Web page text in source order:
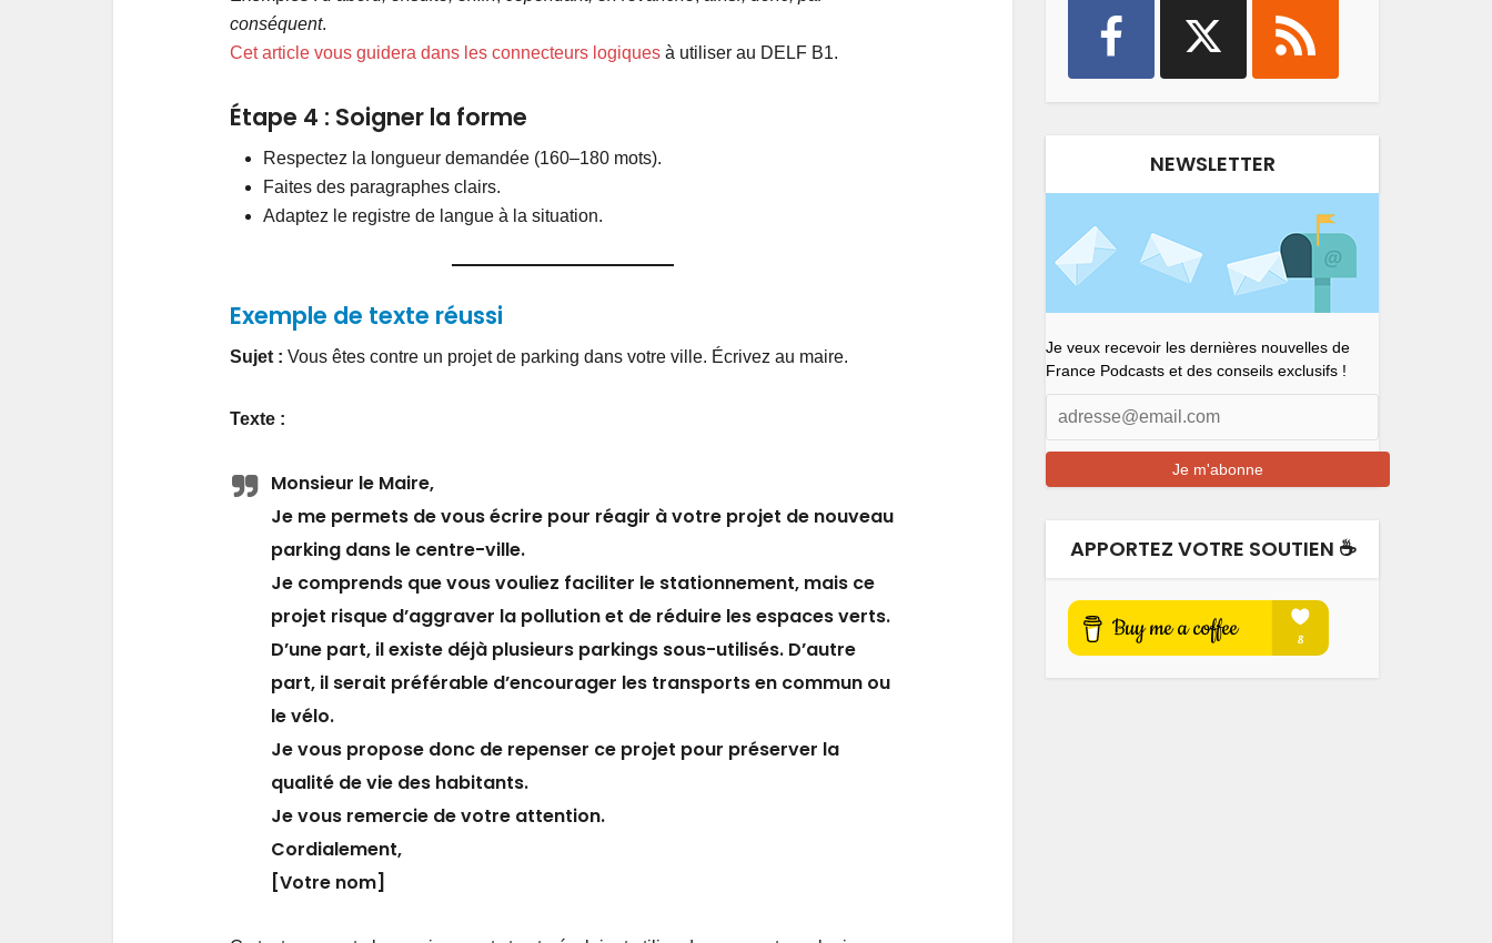
conséquent.
Cet article vous guidera dans les connecteurs logiques à utiliser au DELF B1.
Étape 4 : Soigner la forme
Respectez la longueur demandée (160–180 mots).
Faites des paragraphes clairs.
Adaptez le registre de langue à la situation.
Exemple de texte réussi
Sujet : Vous êtes contre un projet de parking dans votre ville. Écrivez au maire.
Texte :
Monsieur le Maire,
Je me permets de vous écrire pour réagir à votre projet de nouveau
parking dans le centre-ville.
Je comprends que vous vouliez faciliter le stationnement, mais ce
projet risque d’aggraver la pollution et de réduire les espaces verts.
D’une part, il existe déjà plusieurs parkings sous-utilisés. D’autre
part, il serait préférable d’encourager les transports en commun ou
le vélo.
Je vous propose donc de repenser ce projet pour préserver la
qualité de vie des habitants.
Je vous remercie de votre attention.
Cordialement,
[Votre nom]
NEWSLETTER
Je veux recevoir les dernières nouvelles de
France Podcasts et des conseils exclusifs !
APPORTEZ VOTRE SOUTIEN ☕️